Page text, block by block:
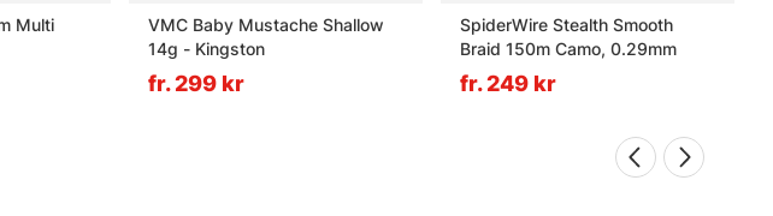
Multi
VMC Baby Mustache Shallow
14g - Kingston
fr. 299 kr
SpiderWire Stealth Smooth
Braid 150m Camo, 0.29mm
fr. 249 kr